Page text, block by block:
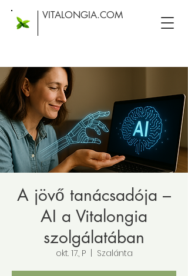
VITALONGIA.COM
A jövő tanácsadója –
AI a Vitalongia
szolgálatában
okt. 17., P
  |
Szalánta